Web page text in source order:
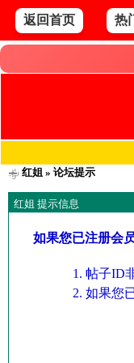
返回首页 热
红姐» 论坛提示
红姐 提示信息
如果您已注册会
帖子ID
如果您